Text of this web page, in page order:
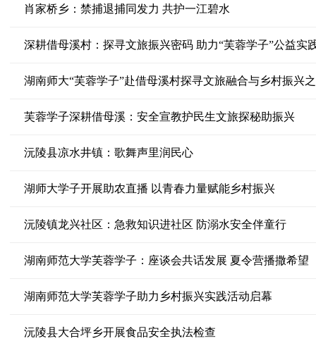
肖家桥乡：禁捕退捕同发力 共护一江碧水
深耕借母溪村：探寻文旅振兴密码 助力“芙蓉学子”公益实
湖南师大“芙蓉学子”赴借母溪村探寻文旅融合与乡村振兴
芙蓉学子深耕借母溪：安全宣教护民生文旅探秘助振兴
沅陵县凉水井镇：歌舞声里润民心
湖师大学子开展助农直播 以青春力量赋能乡村振兴
沅陵镇龙兴社区：急救知识进社区 防溺水安全伴童行
湖南师范大学芙蓉学子：座谈会共话发展 夏令营播撒希望
湖南师范大学芙蓉学子助力乡村振兴实践活动启幕
沅陵县大合坪乡开展食品安全执法检查